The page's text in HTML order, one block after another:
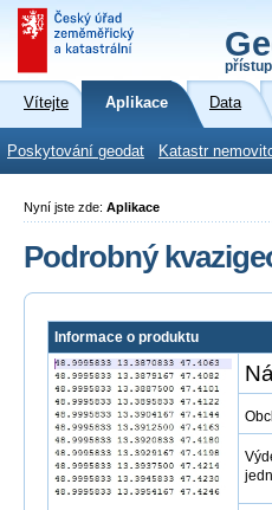
Vítejte Aplikace Data
Poskytování geodat Katastr
Nyní jste zde: Aplikace
Podrobný
Informace o produktu